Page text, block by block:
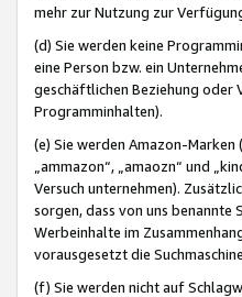
mehr zur Nutzung zur
(d) Sie werden keine
eine Person bzw. ein
geschäftlichen Beziehung oder
Programminhalten).
(e) Sie werden Amazon-Marken
„ammazon“, „amaozn“ und
Versuch unternehmen).
sorgen, dass von uns benannte
Werbeinhalte im
vorausgesetzt die
(f) Sie werden nicht auf